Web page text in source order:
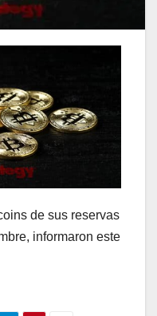
de sus reservas
informaron este